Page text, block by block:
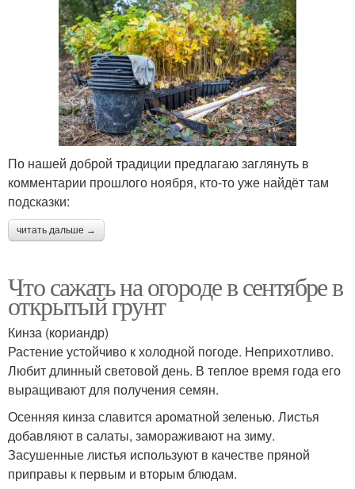
По нашей доброй традиции предлагаю заглянуть в
комментарии прошлого ноября, кто-то уже найдёт там
подсказки:
читать дальше →
Что сажать на огороде в сентябре в
открытый грунт
Кинза (кориандр)
Растение устойчиво к холодной погоде. Неприхотливо.
Любит длинный световой день. В теплое время года его
выращивают для получения семян.
Осенняя кинза славится ароматной зеленью. Листья
добавляют в салаты, замораживают на зиму.
Засушенные листья используют в качестве пряной
приправы к первым и вторым блюдам.